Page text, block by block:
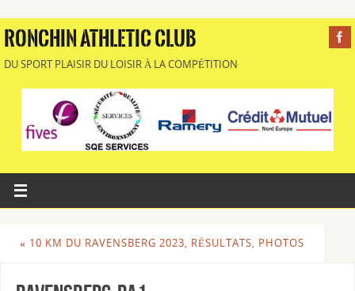
RONCHIN ATHLETIC CLUB
DU SPORT PLAISIR DU LOISIR À LA COMPÉTITION
« 10 KM DU RAVENSBERG 2023, RÉSULTATS, PHOTOS